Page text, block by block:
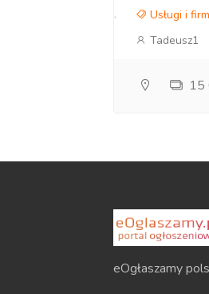
Usługi i
Tadeusz1
15
eOgłaszamy